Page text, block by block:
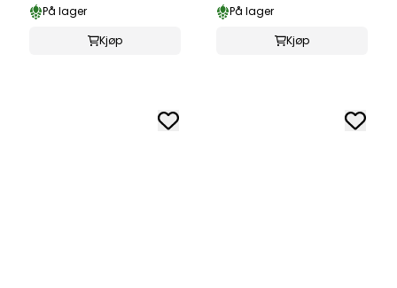
På lager
Kjøp
På lager
Kjøp